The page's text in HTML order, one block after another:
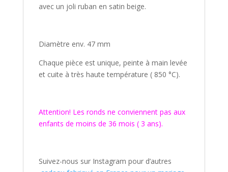
avec un joli ruban en satin beige.
Diamètre env. 47 mm
Chaque pièce est unique, peinte à main levée
et cuite à très haute température ( 850 °C).
Attention! Les ronds ne conviennent pas aux
enfants de moins de 36 mois ( 3 ans).
Suivez-nous sur Instagram pour d’autres